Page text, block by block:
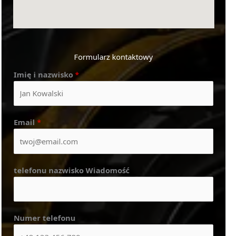
Formularz kontaktowy
Imię i nazwisko *
Email *
telefonu nazwisko Wiadomość
Numer telefonu